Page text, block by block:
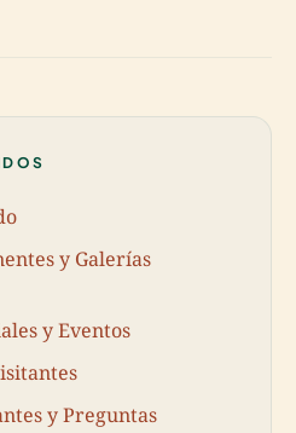
y Galerías
y Eventos
y Preguntas